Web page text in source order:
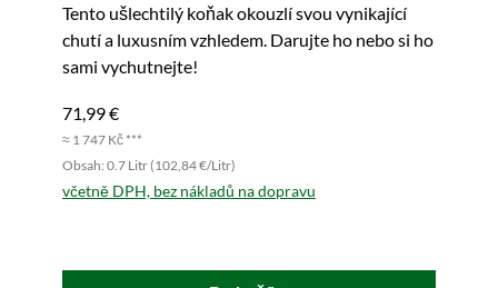
Tento ušlechtilý koňak okouzlí svou vynikající
chutí a luxusním vzhledem. Darujte ho nebo si ho
sami vychutnejte!
71,99 €
≈ 1 747 Kč ***
Obsah: 0.7 Litr (102,84 €/Litr)
včetně DPH, bez nákladů na dopravu